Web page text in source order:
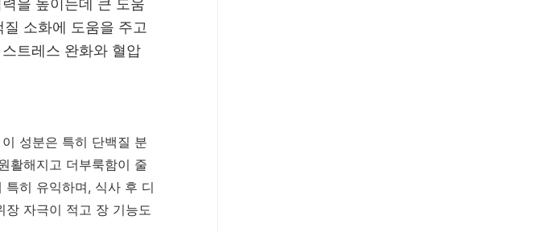
을 높이는데 큰 도움
소화에 도움을 주고
트레스 완화와 혈압
성분은 특히 단백질 분
활해지고 더부룩함이 줄
히 유익하며, 식사 후 디
장 자극이 적고 장 기능도